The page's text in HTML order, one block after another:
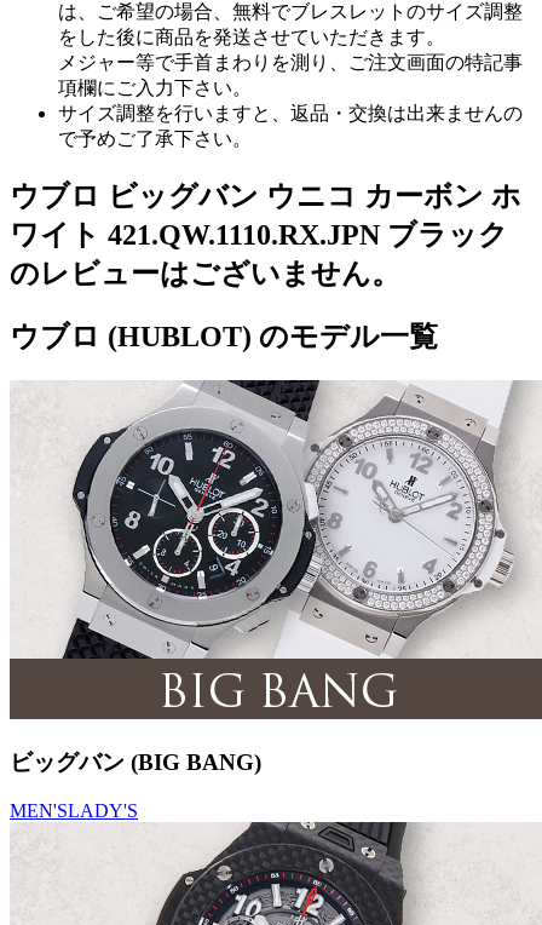
は、ご希望の場合、無料でブレスレットのサイズ調整
をした後に商品を発送させていただきます。
メジャー等で手首まわりを測り、ご注文画面の特記事
項欄にご入力下さい。
サイズ調整を行いますと、返品・交換は出来ませんの
で予めご了承下さい。
ウブロ ビッグバン ウニコ カーボン ホ
ワイト 421.QW.1110.RX.JPN ブラック
のレビューはございません。
ウブロ (HUBLOT) のモデル一覧
ビッグバン (BIG BANG)
MEN'SLADY'S